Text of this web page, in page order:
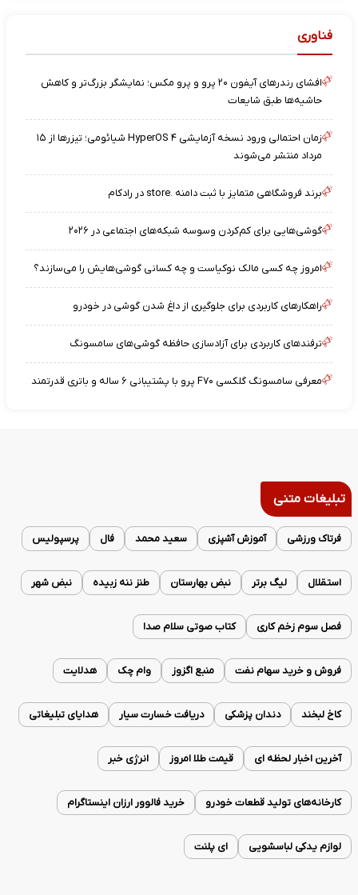
فناوری
افشای رندرهای آیفون ۲۰ پرو و پرو مکس؛ نمایشگر بزرگ‌تر و کاهش
حاشیه‌ها طبق شایعات
زمان احتمالی ورود نسخه آزمایشی HyperOS ۴ شیائومی؛ تیزرها از ۱۵
مرداد منتشر می‌شوند
برند فروشگاهی متمایز با ثبت دامنه .store در رادکام
گوشی‌هایی برای کم‌کردن وسوسه شبکه‌های اجتماعی در ۲۰۲۶
امروز چه کسی مالک نوکیاست و چه کسانی گوشی‌هایش را می‌سازند؟
راهکارهای کاربردی برای جلوگیری از داغ شدن گوشی در خودرو
ترفندهای کاربردی برای آزادسازی حافظه گوشی‌های سامسونگ
معرفی سامسونگ گلکسی F۷۰ پرو با پشتیبانی ۶ ساله و باتری قدرتمند
تبلیغات متنی
فرتاک ورزشی آموزش آشپزی سعید محمد فال پرسپولیس
استقلال لیگ برتر نبض بهارستان طنز ننه زبیده نبض شهر
فصل سوم زخم کاری کتاب صوتی سلام صدا
فروش و خرید سهام نفت منبع اگزوز وام چک هدلایت
کاخ لبخند دندان پزشکی دریافت خسارت سیار هدایای تبلیغاتی
آخرین اخبار لحظه ای قیمت طلا امروز انرژی خبر
کارخانه‌های تولید قطعات خودرو خرید فالوور ارزان اینستاگرام
لوازم یدکی لباسشویی ای پلنت